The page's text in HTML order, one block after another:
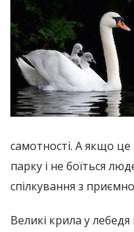
самотності. А якщо
парку і не боїться
спілкування з
Великі крила у